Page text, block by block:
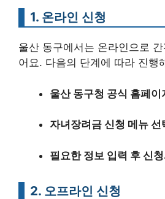
1. 온라인 신청
울산 동구에서는 온라인으로
어요. 다음의 단계에 따라 진행
울산 동구청 공식 홈페이
자녀장려금 신청 메뉴 선
필요한 정보 입력 후 신
2. 오프라인 신청